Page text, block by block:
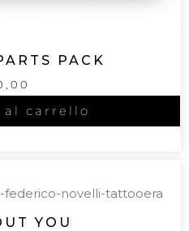
PACK
al carrello
YOU